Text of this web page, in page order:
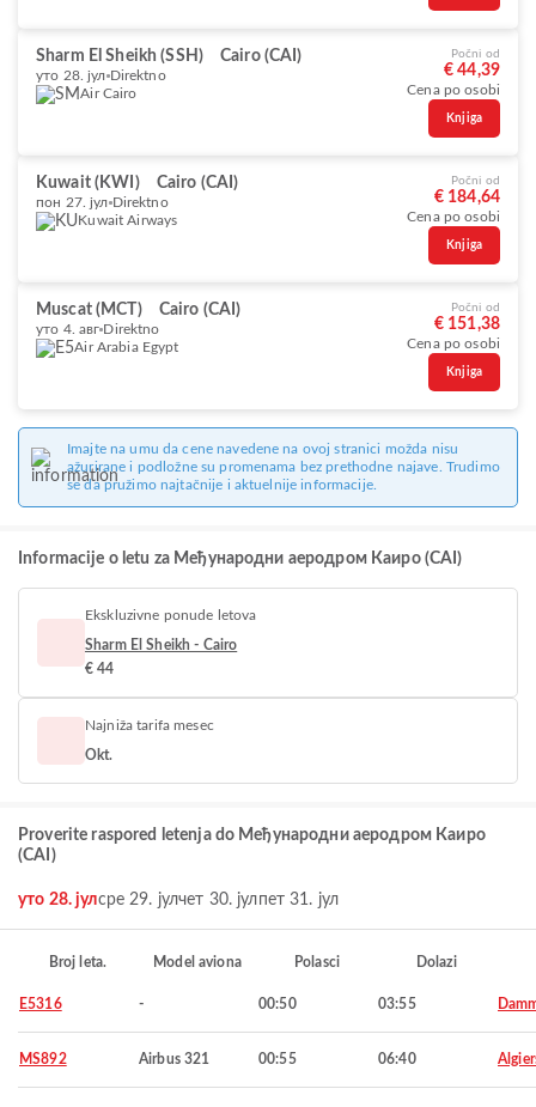
Sharm El Sheikh (SSH) Cairo (CAI)
уто 28. јул Direktno
Air Cairo
Počni od
€ 44,39
Cena po osobi
Knjiga
Kuwait (KWI) Cairo (CAI)
пон 27. јул Direktno
Kuwait Airways
Počni od
€ 184,64
Cena po osobi
Knjiga
Muscat (MCT) Cairo (CAI)
уто 4. авг Direktno
Air Arabia Egypt
Počni od
€ 151,38
Cena po osobi
Knjiga
Imajte na umu da cene navedene na ovoj stranici možda nisu
ažurirane i podložne su promenama bez prethodne najave. Trudimo
se da pružimo najtačnije i aktuelnije informacije.
Informacije o letu za Међународни аеродром Каиро (CAI)
Ekskluzivne ponude letova
Sharm El Sheikh - Cairo
€ 44
Najniža tarifa mesec
Okt.
Proverite raspored letenja do Међународни аеродром Каиро
(CAI)
уто 28. јулсре 29. јулчет 30. јулпет 31. јул
Broj leta. Model aviona Polasci Dolazi
E5316 - 00:50 03:55
MS892 Airbus 321 00:55 06:40